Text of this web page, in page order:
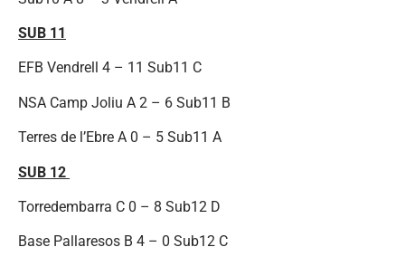
SUB 11
EFB Vendrell 4 – 11 Sub11 C
NSA Camp Joliu A 2 – 6 Sub11 B
Terres de l’Ebre A 0 – 5 Sub11 A
SUB 12
Torredembarra C 0 – 8 Sub12 D
Base Pallaresos B 4 – 0 Sub12 C